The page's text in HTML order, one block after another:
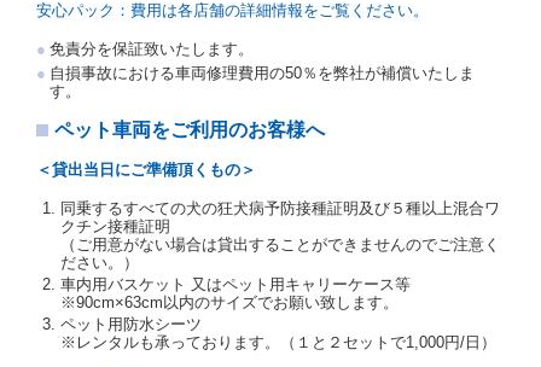
旅第138号 平成7年6月13日）の２．(10)及び(11)の
ことをいいます。
注２）運転免許証とは、道路交通法第９２条に規定
される運転免許証のうち、道路交通法施行規則第１
す。
に対し、運転免許証のほかに本人確認ができる書類の
提示を求め、及び提出された書類の写しをとることが
あります。
当社は、貸渡契約の締結にあたり、借受期間中に借受
人及び運転者と連絡するための携帯電話番号等の告知
を求めます。
当社は、貸渡契約の締結にあたり、借受人に対し、ク
レジットカード若しくは現金による支払いを求め、又
はその他の支払方法を指定することがあります。
安心パック：費用は各店舗の詳細情報をご覧ください。
免責分を保証致いたします。
自損事故における車両修理費用の50％を弊社が補償いたしま
す。
ペット車両をご利用のお客様へ
＜貸出当日にご準備頂くもの＞
同乗するすべての犬の狂犬病予防接種証明及び５種以上混合ワ
クチン接種証明
（ご用意がない場合は貸出することができませんのでご注意く
ださい。）
車内用バスケット 又はペット用キャリーケース等
※90cm×63cm以内のサイズでお願い致します。
ペット用防水シーツ
※レンタルも承っております。（１と２セットで1,000円/日）